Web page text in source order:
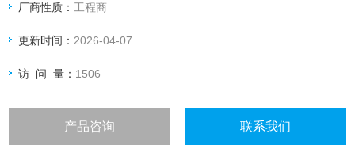
厂商性质： 工程商
更新时间： 2026-04-07
访 问 量： 1506
产品咨询 联系我们